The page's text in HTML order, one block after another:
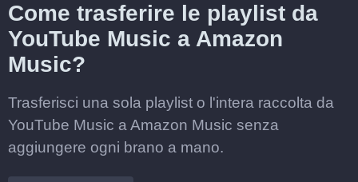
Come trasferire le playlist da
YouTube Music a Amazon
Music?
Trasferisci una sola playlist o l'intera raccolta da
YouTube Music a Amazon Music senza
aggiungere ogni brano a mano.